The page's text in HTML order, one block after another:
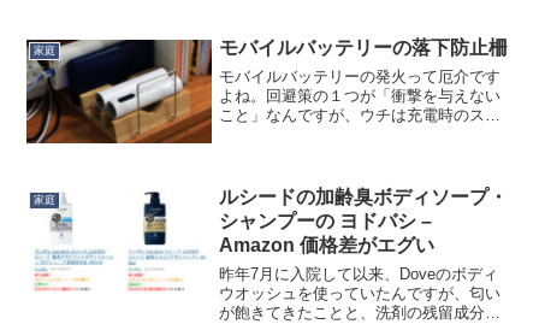
の半額程度ですが、けっこう信頼してい
るメーカー、旭電...
家庭 モバイルバッテリーの落下防止柵
モバイルバッテリーの発火って厄介です
よね。回避策の１つが「衝撃を与えない
こと」なんですが、ウチは充電時のスマ
いなぁと思いまして、ダイ...
家庭
ルシードの加齢臭ボディソープ・
シャンプーの ヨドバシ –
Amazon 価格差がエグい
昨年7月に入院して以来、Doveのボディ
ウオッシュを使っていたんですが、匂い
が飽きてきたことと、洗剤の残留成分が